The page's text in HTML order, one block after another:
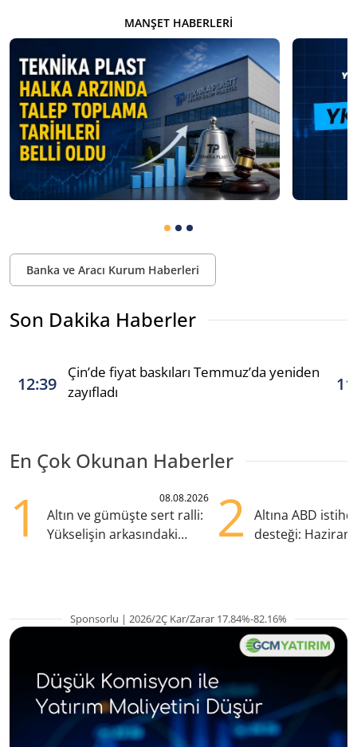
MANŞET HABERLERI
Banka ve Aracı Kurum Haberleri
Son Dakika Haberler
12:39
Çin’de fiyat baskıları Temmuz’da yeniden
zayıfladı
En Çok Okunan Haberler
1 08.08.2026
Altın ve gümüşte sert ralli:
Yükselişin arkasındaki
2
Altına ABD
desteği:
Sponsorlu | 2026/2Ç Kar/Zarar 17.84%-82.16%